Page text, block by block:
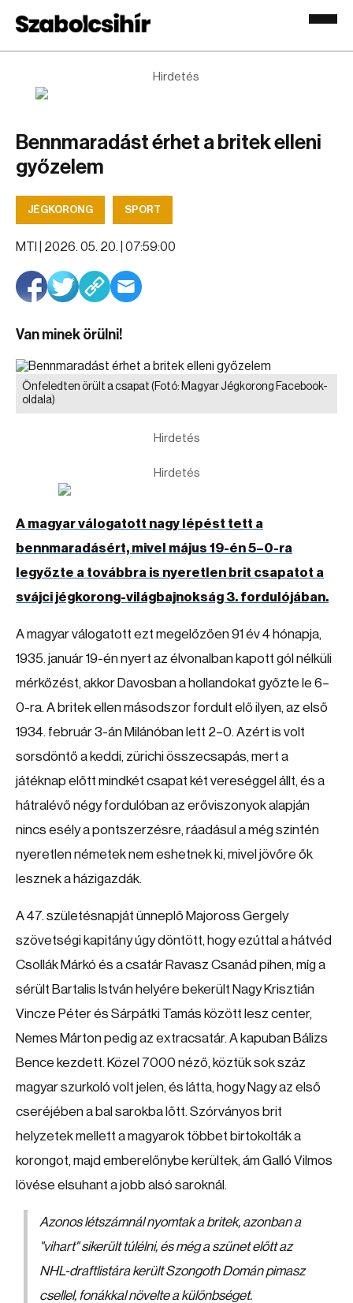
Hirdetés
Bennmaradást érhet a britek elleni
győzelem
JÉGKORONG SPORT
MTI | 2026. 05. 20. | 07:59:00
Van minek örülni!
Önfeledten örült a csapat (Fotó: Magyar Jégkorong Facebook-
oldala)
Hirdetés
Hirdetés
A magyar válogatott nagy lépést tett a
bennmaradásért, mivel május 19-én 5–0-ra
legyőzte a továbbra is nyeretlen brit csapatot a
svájci jégkorong-világbajnokság 3. fordulójában.
A magyar válogatott ezt megelőzően 91 év 4 hónapja,
1935. január 19-én nyert az élvonalban kapott gól nélküli
mérkőzést, akkor Davosban a hollandokat győzte le 6–
0-ra. A britek ellen másodszor fordult elő ilyen, az első
1934. február 3-án Milánóban lett 2–0. Azért is volt
sorsdöntő a keddi, zürichi összecsapás, mert a
játéknap előtt mindkét csapat két vereséggel állt, és a
hátralévő négy fordulóban az erőviszonyok alapján
nincs esély a pontszerzésre, ráadásul a még szintén
nyeretlen németek nem eshetnek ki, mivel jövőre ők
lesznek a házigazdák.
A 47. születésnapját ünneplő Majoross Gergely
szövetségi kapitány úgy döntött, hogy ezúttal a hátvéd
Csollák Márkó és a csatár Ravasz Csanád pihen, míg a
sérült Bartalis István helyére bekerült Nagy Krisztián
Vincze Péter és Sárpátki Tamás között lesz center,
Nemes Márton pedig az extracsatár. A kapuban Bálizs
Bence kezdett. Közel 7000 néző, köztük sok száz
magyar szurkoló volt jelen, és látta, hogy Nagy az első
cseréjében a bal sarokba lőtt. Szórványos brit
helyzetek mellett a magyarok többet birtokolták a
korongot, majd emberelőnybe kerültek, ám Galló Vilmos
lövése elsuhant a jobb alsó saroknál.
Azonos létszámnál nyomtak a britek, azonban a
"vihart" sikerült túlélni, és még a szünet előtt az
NHL-draftlistára került Szongoth Domán pimasz
csellel, fonákkal növelte a különbséget.